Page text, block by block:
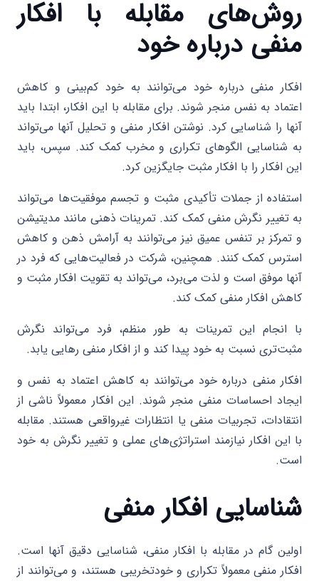
روش‌های مقابله با افکار
منفی درباره خود
افکار منفی درباره خود می‌توانند به خود کم‌بینی و کاهش
اعتماد به نفس منجر شوند. برای مقابله با این افکار، ابتدا باید
آنها را شناسایی کرد. نوشتن افکار منفی و تحلیل آنها می‌تواند
به شناسایی الگوهای تکراری و مخرب کمک کند. سپس، باید
این افکار را با افکار مثبت جایگزین کرد.
استفاده از جملات تأکیدی مثبت و تجسم موفقیت‌ها می‌تواند
به تغییر نگرش منفی کمک کند. تمرینات ذهنی مانند مدیتیشن
و تمرکز بر تنفس عمیق نیز می‌توانند به آرامش ذهن و کاهش
استرس کمک کنند. همچنین، شرکت در فعالیت‌هایی که فرد در
آنها موفق است و لذت می‌برد، می‌تواند به تقویت افکار مثبت و
کاهش افکار منفی کمک کند.
با انجام این تمرینات به طور منظم، فرد می‌تواند نگرش
مثبت‌تری نسبت به خود پیدا کند و از افکار منفی رهایی یابد.
افکار منفی درباره خود می‌توانند به کاهش اعتماد به نفس و
ایجاد احساسات منفی منجر شوند. این افکار معمولاً ناشی از
انتقادات، تجربیات منفی یا انتظارات غیرواقعی هستند. مقابله
با این افکار نیازمند استراتژی‌های عملی و تغییر نگرش به خود
است.
شناسایی افکار منفی
اولین گام در مقابله با افکار منفی، شناسایی دقیق آنها است.
افکار منفی معمولاً تکراری و خودتخریبی هستند، و می‌توانند از